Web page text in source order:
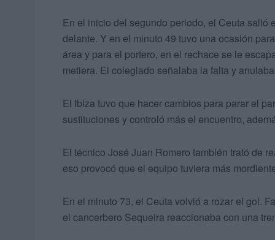
En el inicio del segundo periodo, el Ceuta salió
delante. Y en el minuto 49 tuvo una ocasión
área y para el portero, en el rechace se le
metiera. El colegiado señalaba la falta y
El Ibiza tuvo que hacer cambios para parar el
sustituciones y controló más el encuentro,
El técnico José Juan Romero también trató de
eso provocó que el equipo tuviera más
En el minuto 73, el Ceuta volvió a rozar el gol.
el cancerbero Sequeira reaccionaba con una